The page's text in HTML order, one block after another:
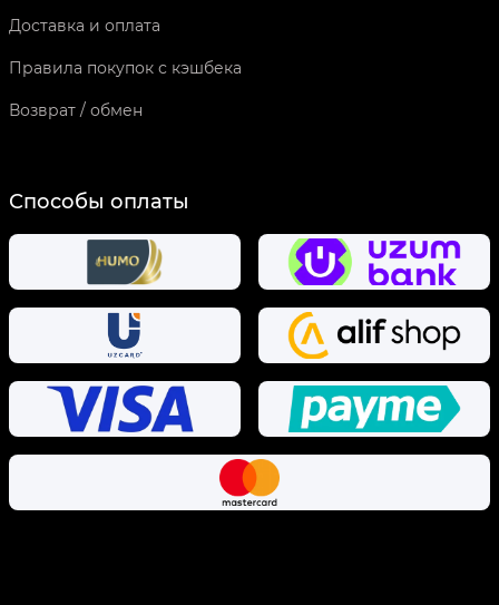
Доставка и оплата
Правила покупок с кэшбека
Возврат / обмен
Способы оплаты